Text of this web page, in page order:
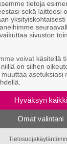
tietoja
sekä laitteesi
sivuston
voivat käsitellä
on siihen
asetuksiasi
Hyväksyn kaikki
Omat valintani